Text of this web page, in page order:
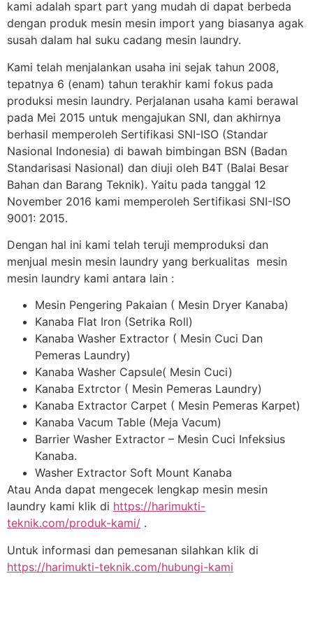
kami adalah spart part yang mudah di dapat berbeda
dengan produk mesin mesin import yang biasanya agak
susah dalam hal suku cadang mesin laundry.
Kami telah menjalankan usaha ini sejak tahun 2008,
tepatnya 6 (enam) tahun terakhir kami fokus pada
produksi mesin laundry. Perjalanan usaha kami berawal
pada Mei 2015 untuk mengajukan SNI, dan akhirnya
berhasil memperoleh Sertifikasi SNI-ISO (Standar
Nasional Indonesia) di bawah bimbingan BSN (Badan
Standarisasi Nasional) dan diuji oleh B4T (Balai Besar
Bahan dan Barang Teknik). Yaitu pada tanggal 12
November 2016 kami memperoleh Sertifikasi SNI-ISO
9001: 2015.
Dengan hal ini kami telah teruji memproduksi dan
menjual mesin mesin laundry yang berkualitas mesin
mesin laundry kami antara lain :
Mesin Pengering Pakaian ( Mesin Dryer Kanaba)
Kanaba Flat Iron (Setrika Roll)
Kanaba Washer Extractor ( Mesin Cuci Dan
Pemeras Laundry)
Kanaba Washer Capsule( Mesin Cuci)
Kanaba Extrctor ( Mesin Pemeras Laundry)
Kanaba Extractor Carpet ( Mesin Pemeras Karpet)
Kanaba Vacum Table (Meja Vacum)
Barrier Washer Extractor – Mesin Cuci Infeksius
Kanaba.
Washer Extractor Soft Mount Kanaba
Atau Anda dapat mengecek lengkap mesin mesin
laundry kami klik di https://harimukti-
teknik.com/produk-kami/ .
Untuk informasi dan pemesanan silahkan klik di
https://harimukti-teknik.com/hubungi-kami